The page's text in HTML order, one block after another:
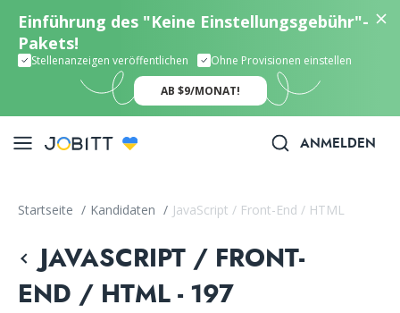
Einführung des "Keine Einstellungsgebühr"-
Pakets!
Stellenanzeigen veröffentlichen Ohne Provisionen einstellen
AB $9/MONAT!
ANMELDEN
Startseite / Kandidaten / JavaScript / Front-End / HTML
JAVASCRIPT / FRONT-
END / HTML - 197